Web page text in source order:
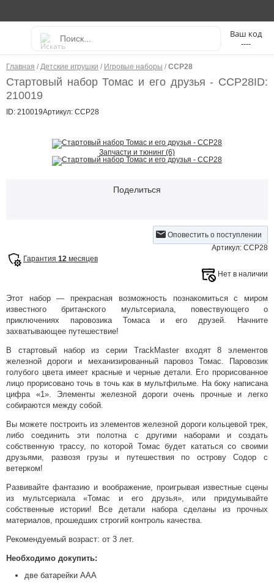
----
Главная / Детские игрушки / Игровые наборы / CCP28
Стартовый набор Томас и его друзья - CCP28ID:
210019
ID: 210019Артикул: CCP28
Запчасти и тюнинг (6)
Поделиться
Оповестить о поступлении
Артикул: CCP28
Гарантия 12 месяцев
Нет в наличии
Этот набор — прекрасная возможность познакомиться с миром
известного британского мультсериала, повествующего о
приключениях паровозика Томаса и его друзей. Начните
захватывающее путешествие!
В стартовый набор из серии TrackMaster входят 8 элементов
железной дороги и механизированный паровоз Томас. Паровозик
голубого цвета имеет красные и черные детали. Его прорисованное
лицо прорисовано точь в точь как в мультфильме. На боку написана
цифра «1». Элементы железной дороги очень прочные и легко
собираются между собой.
Вы можете построить из элементов железной дороги кольцевой трек,
либо соединить эти полотна с другими наборами и создать
собственную трассу, по которой Томас будет кататься со своими
друзьями, развозя грузы и путешествия по острову Содор с
ветерком!
Развивайте фантазию и воображение, проигрывая известные сцены
из мультсериала «Томас и его друзья», или придумывайте
собственные истории! Все детали набора сделаны из прочных
материалов, прошедших строгий контроль качества.
Рекомендуемый возраст: от 3 лет.
Необходимо докупить:
две батарейки ААА